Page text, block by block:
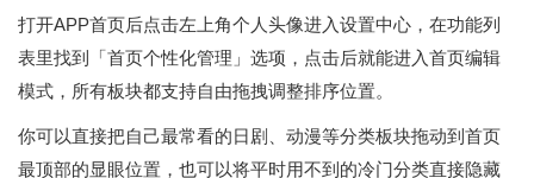
打开APP首页后点击左上角个人头像进入设置中心，在功能列
表里找到「首页个性化管理」选项，点击后就能进入首页编辑
模式，所有板块都支持自由拖拽调整排序位置。
你可以直接把自己最常看的日剧、动漫等分类板块拖动到首页
最顶部的显眼位置，也可以将平时用不到的冷门分类直接隐藏